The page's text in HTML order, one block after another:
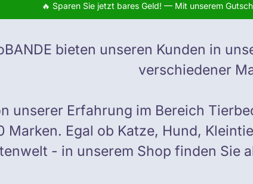
🔥 Sparen Sie jetzt bares Geld! — Mit unserem
bieten unseren Kunden in
verschiedener
unserer Erfahrung im Bereich
Marken. Egal ob Katze, Hund,
- in unserem Shop finden Sie